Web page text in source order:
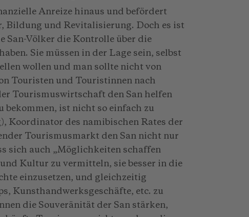
Anreize hinaus und befördert
Bildung und Revitalisierung. Doch es ist
San-Völker die Kontrolle über die
Sie müssen in der Lage sein, selbst
wollen und man sollte nicht von
Touristen und Touristinnen nach
Tourismuswirtschaft den San helfen
bekommen, ist nicht so einfach zu
Koordinator des namibischen Rates der
Tourismusmarkt den San nicht nur
sich auch „Möglichkeiten schaffen
Kultur zu vermitteln, sie besser in die
einzusetzen, und gleichzeitig
Kunsthandwerksgeschäfte, etc. zu
die Souveränität der San stärken,